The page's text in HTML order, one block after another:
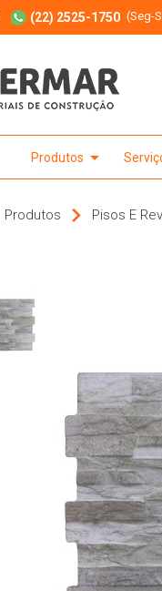
(22) 2525-1750 (Seg-
Produtos arrow_drop_down
Produtos Pisos E